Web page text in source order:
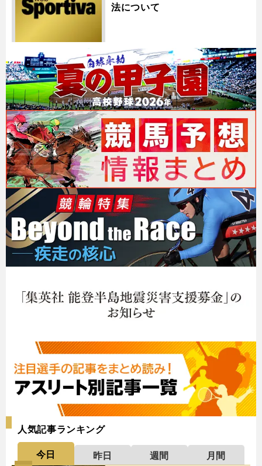
法について
人気記事ランキング
今日 昨日 週間
月間